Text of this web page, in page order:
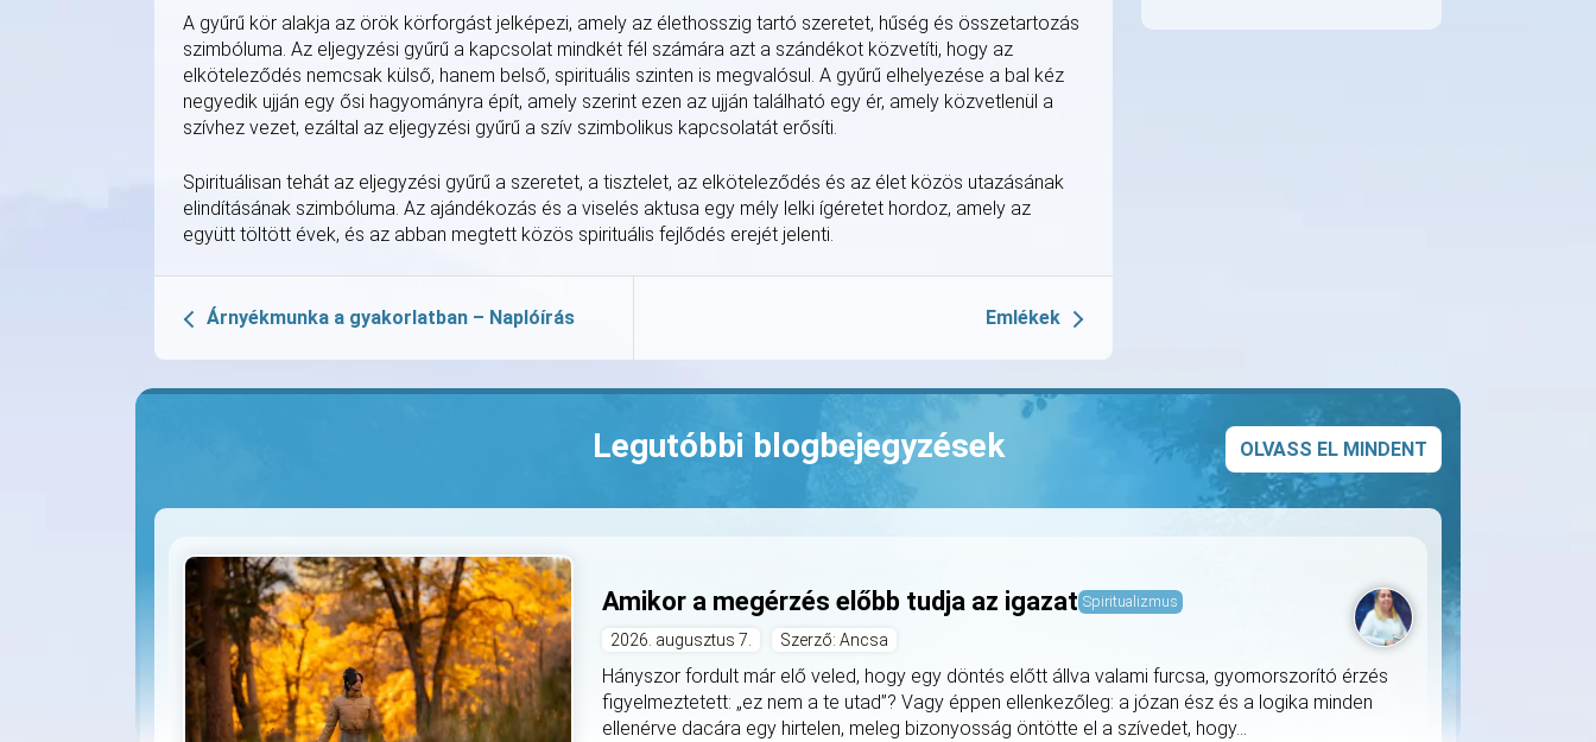
A gyűrű kör alakja az örök körforgást jelképezi, amely az élethosszig tartó szeretet, hűség és összetartozás
szimbóluma. Az eljegyzési gyűrű a kapcsolat mindkét fél számára azt a szándékot közvetíti, hogy az
elköteleződés nemcsak külső, hanem belső, spirituális szinten is megvalósul. A gyűrű elhelyezése a bal kéz
negyedik ujján egy ősi hagyományra épít, amely szerint ezen az ujján található egy ér, amely közvetlenül a
szívhez vezet, ezáltal az eljegyzési gyűrű a szív szimbolikus kapcsolatát erősíti.
Spirituálisan tehát az eljegyzési gyűrű a szeretet, a tisztelet, az elköteleződés és az élet közös utazásának
elindításának szimbóluma. Az ajándékozás és a viselés aktusa egy mély lelki ígéretet hordoz, amely az
együtt töltött évek, és az abban megtett közös spirituális fejlődés erejét jelenti.
Árnyékmunka a gyakorlatban – Naplóírás Emlékek
Legutóbbi blogbejegyzések OLVASS EL MINDENT
Amikor a megérzés előbb tudja az igazat Spiritualizmus
2026. augusztus 7. Szerző: Ancsa
Hányszor fordult már elő veled, hogy egy döntés előtt állva valami furcsa, gyomorszorító érzés
figyelmeztetett: „ez nem a te utad”? Vagy éppen ellenkezőleg: a józan ész és a logika minden
ellenérve dacára egy hirtelen, meleg bizonyosság öntötte el a szívedet, hogy...